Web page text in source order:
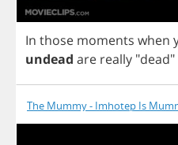
In those moments when
undead are really "dead"
The Mummy - Imhotep Is